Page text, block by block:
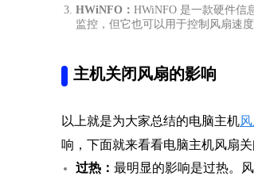
HWiNFO： HWiNFO 是一款硬件信
监控，但它也可以用于控制风扇速
主机关闭风扇的影响
以上就是为大家总结的电脑主机
响，下面就来看看电脑主机风扇关
过热： 最明显的影响是过热。